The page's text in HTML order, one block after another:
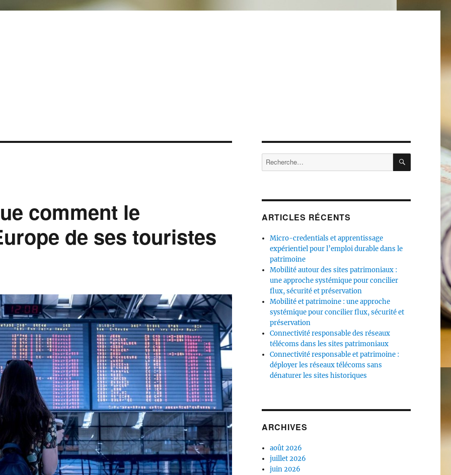
comment le
de ses touristes
Recherche
pour :
ARTICLES RÉCENTS
Micro-credentials et apprentissage
expérientiel pour l’emploi durable dans le
patrimoine
Mobilité autour des sites patrimoniaux :
une approche systémique pour concilier
flux, sécurité et préservation
Mobilité et patrimoine : une approche
systémique pour concilier flux, sécurité et
préservation
Connectivité responsable des réseaux
télécoms dans les sites patrimoniaux
Connectivité responsable et patrimoine :
déployer les réseaux télécoms sans
dénaturer les sites historiques
ARCHIVES
août 2026
juillet 2026
juin 2026